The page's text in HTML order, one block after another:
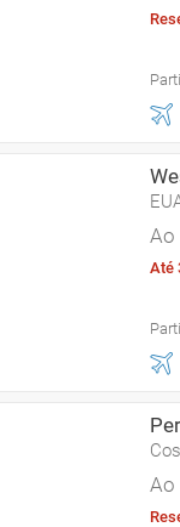
Ao
Até
Ao